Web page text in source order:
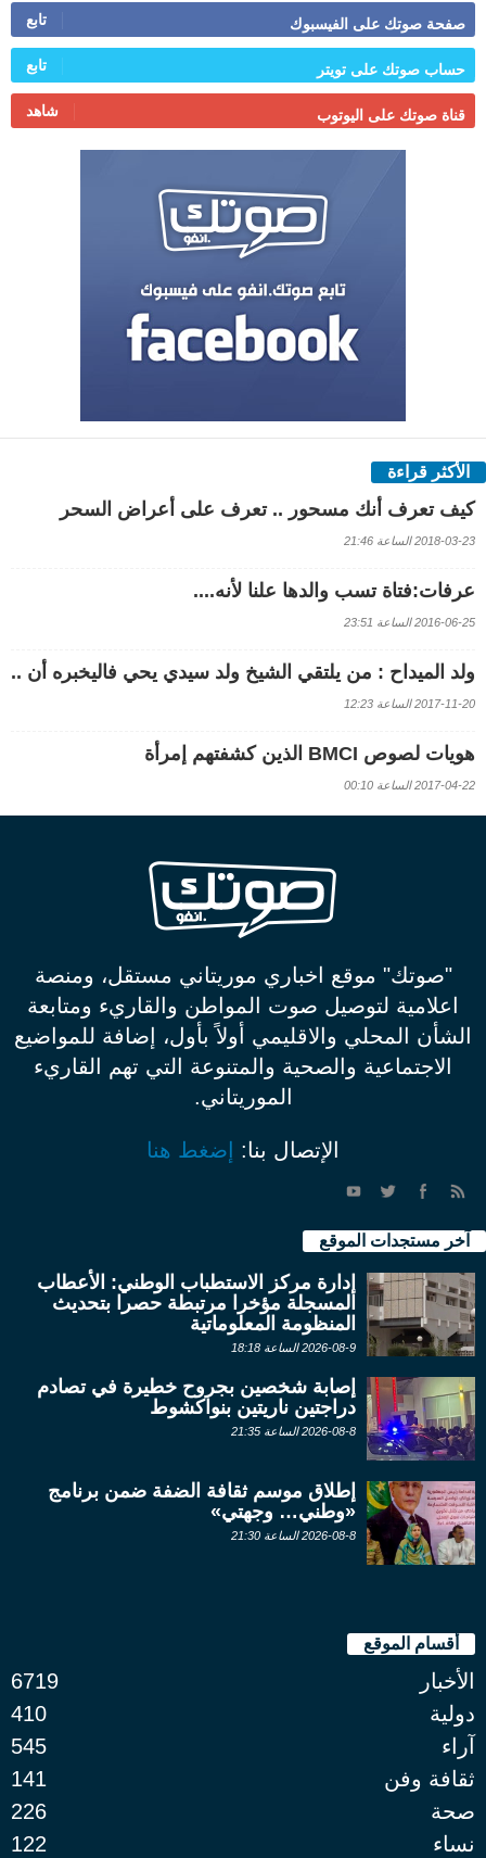
صفحة صوتك على الفيسبوك تابع
حساب صوتك على تويتر تابع
قناة صوتك على اليوتوب شاهد
الأكثر قراءة
كيف تعرف أنك مسحور .. تعرف على أعراض السحر
2018-03-23 الساعة 21:46
عرفات:فتاة تسب والدها علنا لأنه....
2016-06-25 الساعة 23:51
ولد الميداح : من يلتقي الشيخ ولد سيدي يحي فاليخبره أن ..
2017-11-20 الساعة 12:23
هويات لصوص BMCI الذين كشفتهم إمرأة
2017-04-22 الساعة 00:10
"صوتك" موقع اخباري موريتاني مستقل، ومنصة
اعلامية لتوصيل صوت المواطن والقاريء ومتابعة
الشأن المحلي والاقليمي أولاً بأول، إضافة للمواضيع
الاجتماعية والصحية والمتنوعة التي تهم القاريء
الموريتاني.
الإتصال بنا: إضغط هنا
آخر مستجدات الموقع
إدارة مركز الاستطباب الوطني: الأعطاب
المسجلة مؤخرا مرتبطة حصرا بتحديث
المنظومة المعلوماتية
2026-08-9 الساعة 18:18
إصابة شخصين بجروح خطيرة في تصادم
دراجتين ناريتين بنواكشوط
2026-08-8 الساعة 21:35
إطلاق موسم ثقافة الضفة ضمن برنامج
«وطني… وجهتي»
2026-08-8 الساعة 21:30
أقسام الموقع
الأخبار
6719
دولية
410
آراء
545
ثقافة وفن
141
صحة
226
نساء
122